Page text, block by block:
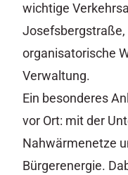
wichtige
Josefsbergstraße,
organisatorische
Verwaltung.
Ein besonderes
vor Ort: mit der
Nahwärmenetze
Bürgerenergie.